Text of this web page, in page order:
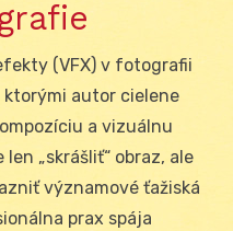
(VFX) v fotografii
autor cielene
a vizuálnu
„skrášliť“ obraz, ale
významové ťažiská
prax spája